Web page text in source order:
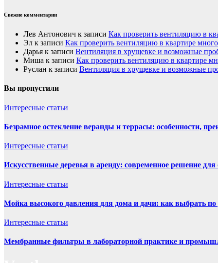
Свежие комментарии
Лев Антонович к записи Как проверить вентиляцию в
Эл к записи Как проверить вентиляцию в квартире
Дарья к записи Вентиляция в хрущевке и возможные
Миша к записи Как проверить вентиляцию в квартире
Руслан к записи Вентиляция в хрущевке и возможные
Вы пропустили
Интересные статьи
Безрамное остекление веранды и террасы: особенности,
Интересные статьи
Искусственные деревья в аренду: современное решение
Интересные статьи
Мойка высокого давления для дома и дачи: как выбрать по
Интересные статьи
Мембранные фильтры в лабораторной практике и